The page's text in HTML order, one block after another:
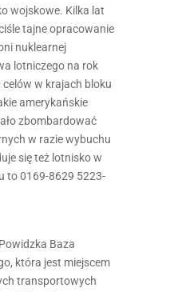
wojskowe. Kilka lat
tajne opracowanie
nuklearnej
lotniczego na rok
celów w krajach bloku
amerykańskie
zbombardować
w razie wybuchu
się też lotnisko w
to 0169-8629 5223-
Baza
która jest miejscem
transportowych